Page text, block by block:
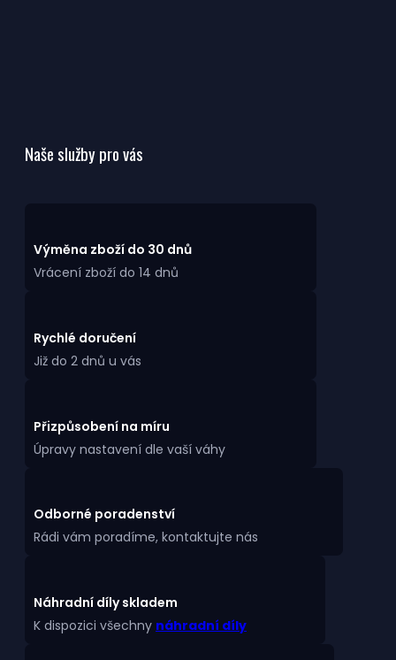
Naše služby pro vás
Výměna zboží do 30 dnů
Vrácení zboží do 14 dnů
Rychlé doručení
Již do 2 dnů u vás
Přizpůsobení na míru
Úpravy nastavení dle vaší váhy
Odborné poradenství
Rádi vám poradíme, kontaktujte nás
Náhradní díly skladem
K dispozici všechny náhradní díly